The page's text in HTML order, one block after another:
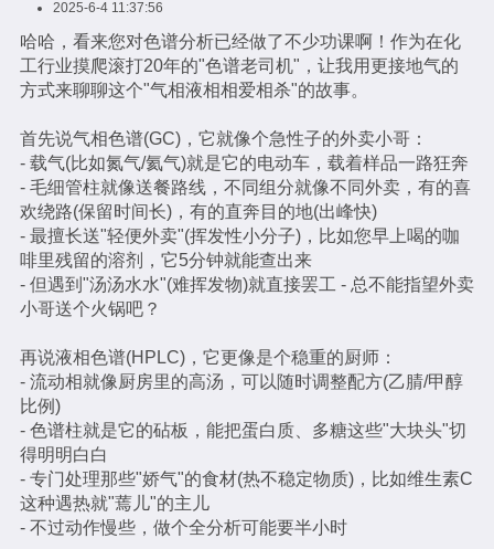
2025-6-4 11:37:56
哈哈，看来您对色谱分析已经做了不少功课啊！作为在化
工行业摸爬滚打20年的"色谱老司机"，让我用更接地气的
方式来聊聊这个"气相液相相爱相杀"的故事。
首先说气相色谱(GC)，它就像个急性子的外卖小哥：
- 载气(比如氮气/氦气)就是它的电动车，载着样品一路狂奔
- 毛细管柱就像送餐路线，不同组分就像不同外卖，有的喜
欢绕路(保留时间长)，有的直奔目的地(出峰快)
- 最擅长送"轻便外卖"(挥发性小分子)，比如您早上喝的咖
啡里残留的溶剂，它5分钟就能查出来
- 但遇到"汤汤水水"(难挥发物)就直接罢工 - 总不能指望外卖
小哥送个火锅吧？
再说液相色谱(HPLC)，它更像是个稳重的厨师：
- 流动相就像厨房里的高汤，可以随时调整配方(乙腈/甲醇
比例)
- 色谱柱就是它的砧板，能把蛋白质、多糖这些"大块头"切
得明明白白
- 专门处理那些"娇气"的食材(热不稳定物质)，比如维生素C
这种遇热就"蔫儿"的主儿
- 不过动作慢些，做个全分析可能要半小时